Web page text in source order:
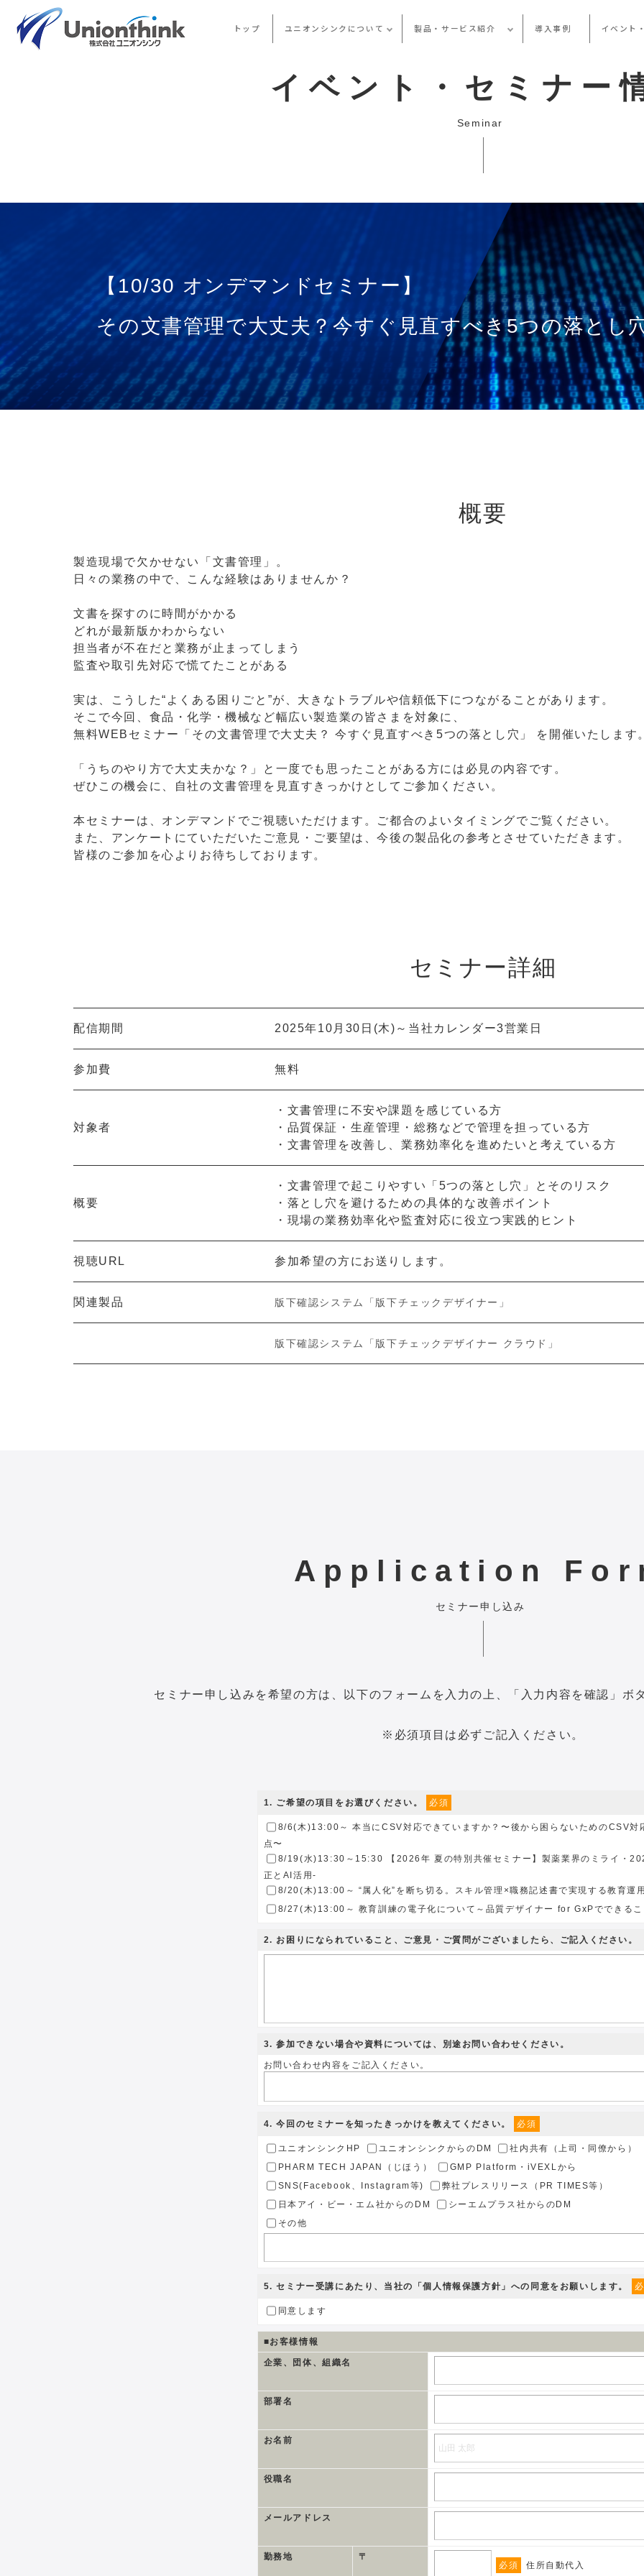
トップ ユニオンシンクについて 製品・サービス紹介 導入事例 イベント
イベント・セミナー
Seminar
【10/30 オンデマンドセミナー】
その文書管理で大丈夫？今すぐ見直すべき5つの落とし
概要
製造現場で欠かせない「文書管理」。
日々の業務の中で、こんな経験はありませんか？
文書を探すのに時間がかかる
どれが最新版かわからない
担当者が不在だと業務が止まってしまう
監査や取引先対応で慌てたことがある
実は、こうした“よくある困りごと”が、大きなトラブルや信頼低下につながることがあります。
そこで今回、食品・化学・機械など幅広い製造業の皆さまを対象に、
無料WEBセミナー「その文書管理で大丈夫？ 今すぐ見直すべき5つの落とし穴」 を開催いたします
「うちのやり方で大丈夫かな？」と一度でも思ったことがある方には必見の内容です。
ぜひこの機会に、自社の文書管理を見直すきっかけとしてご参加ください。
本セミナーは、オンデマンドでご視聴いただけます。ご都合のよいタイミングでご覧ください。
また、アンケートにていただいたご意見・ご要望は、今後の製品化の参考とさせていただきます。
皆様のご参加を心よりお待ちしております。
セミナー詳細
配信期間 2025年10月30日(木)～当社カレンダー3営業日
参加費 無料
対象者
・文書管理に不安や課題を感じている方
・品質保証・生産管理・総務などで管理を担っている方
・文書管理を改善し、業務効率化を進めたいと考えている方
概要
・文書管理で起こりやすい「5つの落とし穴」とそのリスク
・落とし穴を避けるための具体的な改善ポイント
・現場の業務効率化や監査対応に役立つ実践的ヒント
視聴URL 参加希望の方にお送りします。
関連製品 版下確認システム「版下チェックデザイナー」
版下確認システム「版下チェックデザイナー クラウド」
Application
セミナー申し込み
セミナー申し込みを希望の方は、以下のフォームを入力の上、「入力内容を確認」ボ
※必須項目は必ずご記入ください。
1. ご希望の項目をお選びください。 必須
8/6(木)13:00～ 本当にCSV対応できていますか？〜後から困らないためのCSV対
点〜
8/19(水)13:30～15:30 【2026年 夏の特別共催セミナー】製薬業界のミライ・
正とAI活用-
8/20(木)13:00～ “属人化”を断ち切る。スキル管理×職務記述書で実現する教育運
8/27(木)13:00～ 教育訓練の電子化について～品質デザイナー for GxPでできる
2. お困りになられていること、ご意見・ご質問がございましたら、ご記入ください。
3. 参加できない場合や資料については、別途お問い合わせください。
お問い合わせ内容をご記入ください。
4. 今回のセミナーを知ったきっかけを教えてください。 必須
ユニオンシンクHP ユニオンシンクからのDM
社内共有（上司・同僚から）
PHARM TECH JAPAN（じほう）
GMP Platform・iVEXLから
SNS(Facebook、Instagram等)
弊社プレスリリース（PR TIMES等）
日本アイ・ビー・エム社からのDM
シーエムプラス社からのDM
その他
5. セミナー受講にあたり、当社の 「個人情報保護方針」 への同意をお願いします。
同意します
■お客様情報
企業、団体、組織名
部署名
お名前
役職名
メールアドレス
勤務地
〒
必須
住所自動代入